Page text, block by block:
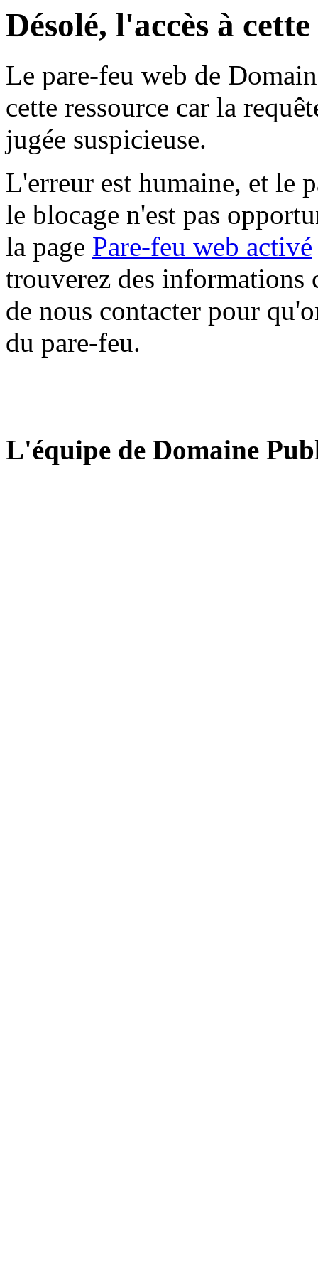
Désolé, l'accès à
Le pare-feu web de
cette ressource car la
jugée suspicieuse.
L'erreur est humaine, et le
le blocage n'est pas
la page Pare-feu web activé
trouverez des informations
de nous contacter pour
du pare-feu.
L'équipe de Domaine